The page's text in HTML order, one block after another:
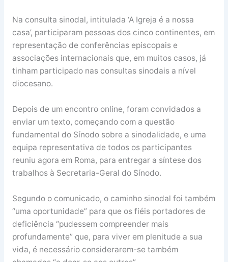
Na consulta sinodal, intitulada ‘A Igreja é a nossa
casa’, participaram pessoas dos cinco continentes, em
representação de conferências episcopais e
associações internacionais que, em muitos casos, já
tinham participado nas consultas sinodais a nível
diocesano.
Depois de um encontro online, foram convidados a
enviar um texto, começando com a questão
fundamental do Sínodo sobre a sinodalidade, e uma
equipa representativa de todos os participantes
reuniu agora em Roma, para entregar a síntese dos
trabalhos à Secretaria-Geral do Sínodo.
Segundo o comunicado, o caminho sinodal foi também
“uma oportunidade” para que os fiéis portadores de
deficiência “pudessem compreender mais
profundamente” que, para viver em plenitude a sua
vida, é necessário considerarem-se também